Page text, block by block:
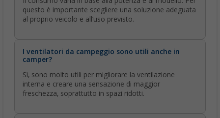
questo è importante scegliere una soluzione adeguata
al proprio veicolo e all’uso previsto.
I ventilatori da campeggio sono utili anche in
camper?
Sì, sono molto utili per migliorare la ventilazione
interna e creare una sensazione di maggior
freschezza, soprattutto in spazi ridotti.